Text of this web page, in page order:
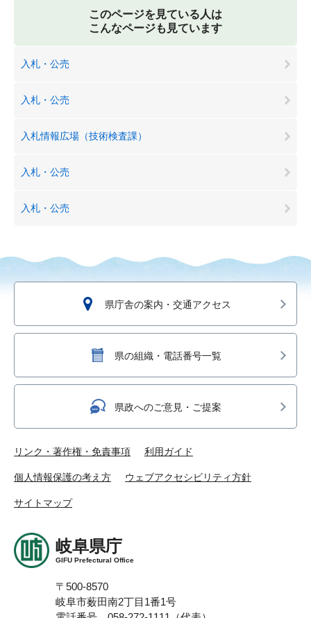
このページを見ている人は
こんなページも見ています
入札・公売
入札・公売
入札情報広場（技術検査課）
入札・公売
入札・公売
県庁舎の案内・交通アクセス
県の組織・電話番号一覧
県政へのご意見・ご提案
リンク・著作権・免責事項 利用ガイド
個人情報保護の考え方 ウェブアクセシビリティ方針
サイトマップ
岐阜県庁
GIFU Prefectural Office
〒500-8570
岐阜市薮田南2丁目1番1号